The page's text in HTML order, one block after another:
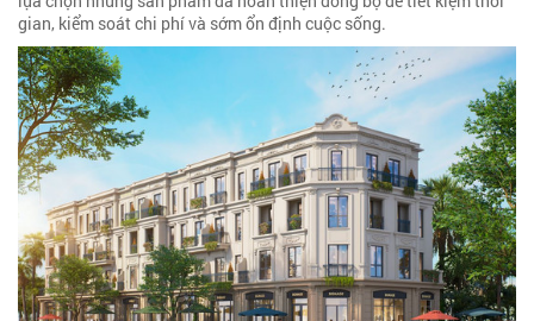
gian, kiểm soát chi phí và sớm ổn định cuộc sống.